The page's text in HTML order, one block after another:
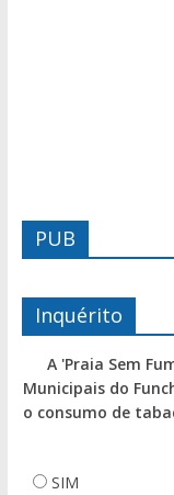
PUB
Inquérito
A 'Praia Sem
Municipais do
o consumo de
SIM